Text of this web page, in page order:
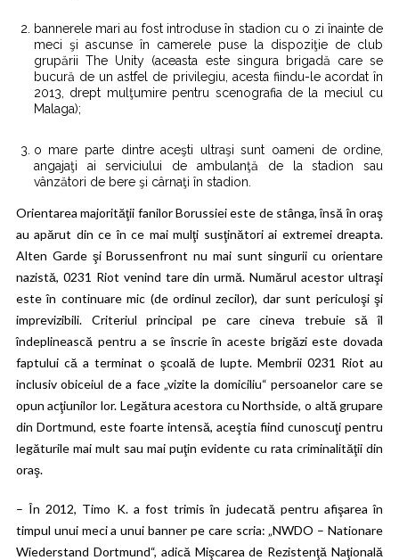
bannerele mari au fost introduse în stadion cu o zi înainte de
meci şi ascunse în camerele puse la dispoziţie de club
grupării The Unity (aceasta este singura brigadă care se
bucură de un astfel de privilegiu, acesta fiindu-le acordat în
2013, drept mulţumire pentru scenografia de la meciul cu
Malaga);
o mare parte dintre aceşti ultraşi sunt oameni de ordine,
angajaţi ai serviciului de ambulanţă de la stadion sau
vânzători de bere şi cârnaţi în stadion.
Orientarea majorităţii fanilor Borussiei este de stânga, însă în oraş
au apărut din ce în ce mai mulţi susţinători ai extremei dreapta.
Alten Garde şi Borussenfront nu mai sunt singurii cu orientare
nazistă, 0231 Riot venind tare din urmă. Numărul acestor ultraşi
este în continuare mic (de ordinul zecilor), dar sunt periculoşi şi
imprevizibili. Criteriul principal pe care cineva trebuie să îl
îndeplinească pentru a se înscrie în aceste brigăzi este dovada
faptului că a terminat o şcoală de lupte. Membrii 0231 Riot au
inclusiv obiceiul de a face „vizite la domiciliu“ persoanelor care se
opun acţiunilor lor. Legătura acestora cu Northside, o altă grupare
din Dortmund, este foarte intensă, aceştia fiind cunoscuţi pentru
legăturile mai mult sau mai puţin evidente cu rata criminalităţii din
oraş.
– În 2012, Timo K. a fost trimis în judecată pentru afişarea în
timpul unui meci a unui banner pe care scria: „NWDO – Nationare
Wiederstand Dortmund“, adică Mişcarea de Rezistenţă Naţională